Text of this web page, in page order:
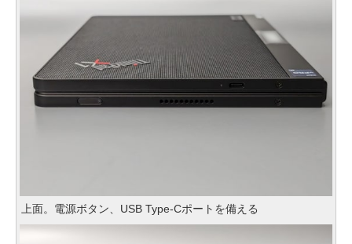
上面。電源ボタン、USB Type-Cポートを備える